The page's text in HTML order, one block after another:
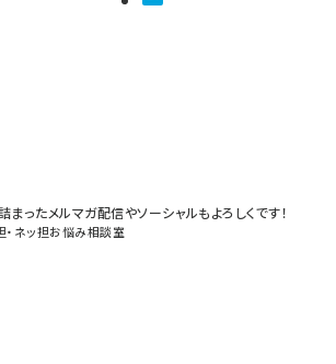
ったメルマガ配信やソーシャルもよろしくです！
・ ネッ担お悩み相談室